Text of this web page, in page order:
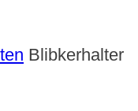
Blibkerhalter